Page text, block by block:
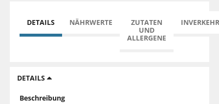
DETAILS NÄHRWERTE
ZUTATEN
UND
ALLERGENE
DETAILS
Beschreibung